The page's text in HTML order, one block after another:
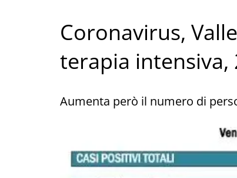
Coronavirus,
terapia
Aumenta però il numero di